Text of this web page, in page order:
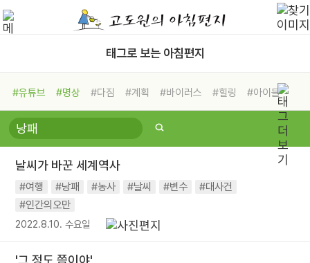
태그로 보는 아침편지
#유튜브 #명상 #다짐 #계획 #바이러스 #힐링
#아이들
#비전캠프
#독서캠프 #삶
#희망
#나눔 #친구 #링컨학교
#독서
#건강 #면역력
날씨가 바꾼 세계역사
#여행 #낭패 #농사 #날씨 #변수
#대사건
#인간의오만
2022.8.10. 수요일
'그 정도 쯤이야'